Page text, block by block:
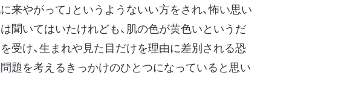
来やがって」というようないい方をされ、怖い思い
聞いてはいたけれども、肌の色が黄色いというだ
受け、生まれや見た目だけを理由に差別される恐
題を考えるきっかけのひとつになっていると思い